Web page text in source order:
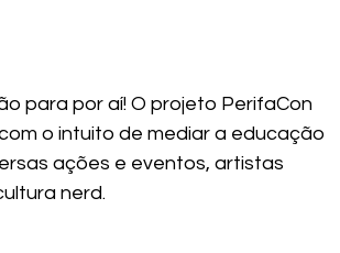
para por aí! O projeto PerifaCon
o intuito de mediar a educação
ações e eventos, artistas
nerd.